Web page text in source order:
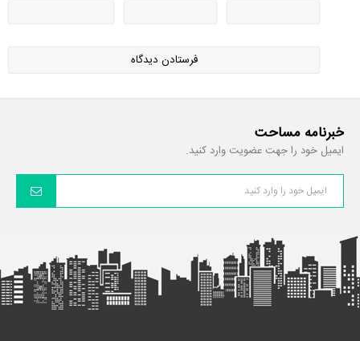
خبرنامه مساحت
ایمیل خود را جهت عضویت وارد کنید.